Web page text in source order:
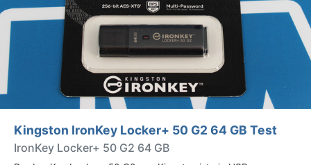
Kingston IronKey Locker+ 50 G2 64 GB Test
IronKey Locker+ 50 G2 64 GB